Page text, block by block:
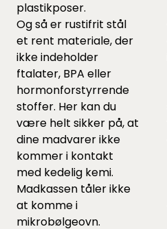
plastikposer.
Og så er rustifrit stål
et rent materiale, der
ikke indeholder
ftalater, BPA eller
hormonforstyrrende
stoffer. Her kan du
være helt sikker på, at
dine madvarer ikke
kommer i kontakt
med kedelig kemi.
Madkassen tåler ikke
at komme i
mikrobølgeovn.